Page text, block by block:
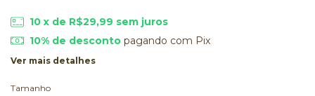
10 x de R$29,99 sem juros
10% de descontopagando com Pix
Ver mais detalhes
Tamanho